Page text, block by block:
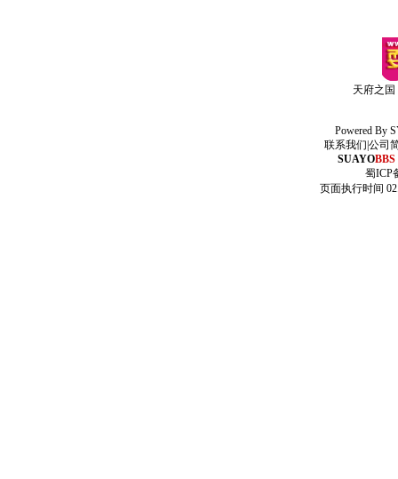
天府之
Powered By
联系我们 公司
SUAYOBBS
蜀ICP
页面执行时间